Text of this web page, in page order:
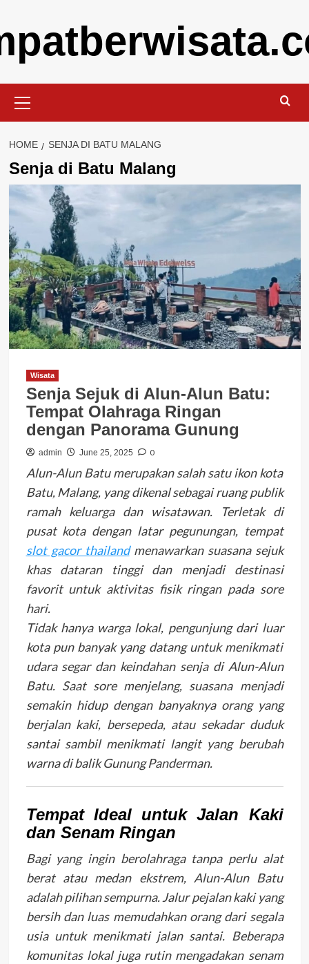
content
Menu
HOME SENJA DI BATU MALANG
Senja di Batu Malang
Wisata
Senja Sejuk di Alun-Alun Batu:
Tempat Olahraga Ringan
dengan Panorama Gunung
admin June 25, 2025 0
Alun-Alun Batu merupakan salah satu ikon kota
Batu, Malang, yang dikenal sebagai ruang publik
ramah keluarga dan wisatawan. Terletak di
pusat kota dengan latar pegunungan, tempat
slot gacor thailandmenawarkan suasana sejuk
khas dataran tinggi dan menjadi destinasi
favorit untuk aktivitas fisik ringan pada sore
hari.
Tidak hanya warga lokal, pengunjung dari luar
kota pun banyak yang datang untuk menikmati
udara segar dan keindahan senja di Alun-Alun
Batu. Saat sore menjelang, suasana menjadi
semakin hidup dengan banyaknya orang yang
berjalan kaki, bersepeda, atau sekadar duduk
santai sambil menikmati langit yang berubah
warna di balik Gunung Panderman.
Tempat Ideal untuk Jalan Kaki
dan Senam Ringan
Bagi yang ingin berolahraga tanpa perlu alat
berat atau medan ekstrem, Alun-Alun Batu
adalah pilihan sempurna. Jalur pejalan kaki yang
bersih dan luas memudahkan orang dari segala
usia untuk menikmati jalan santai. Beberapa
komunitas lokal juga rutin mengadakan senam